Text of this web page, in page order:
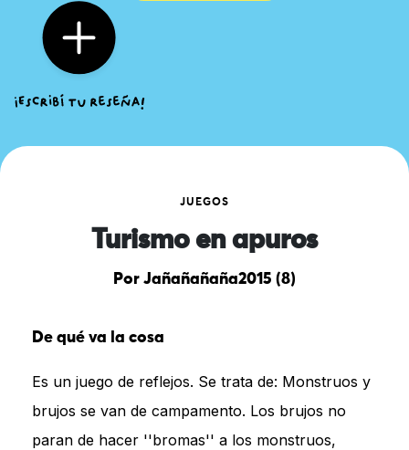
JUEGOS
Turismo en apuros
Por Jañañañaña2015 (8)
De qué va la cosa
Es un juego de reflejos. Se trata de: Monstruos y
brujos se van de campamento. Los brujos no
paran de hacer ''bromas'' a los monstruos,